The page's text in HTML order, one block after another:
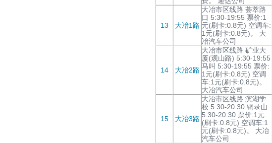
13 大冶1路
大冶市区线路 荟萃路
口 5:30-19:55 票价:1
元(刷卡:0.8元) 空调车:
1元(刷卡:0.8元)。 大
冶汽车公司
14 大冶2路
大冶市区线路 矿业大
厦(观山路) 5:30-19:55
马叫 5:30-19:55 票价:
1元(刷卡:0.8元) 空调
车:1元(刷卡:0.8元)。
大冶汽车公司
15 大冶3路
大冶市区线路 滨湖学
校 5:30-20:30 铜录山
5:30-20:30 票价:1元
(刷卡:0.8元) 空调车:1
元(刷卡:0.8元)。 大冶
汽车公司